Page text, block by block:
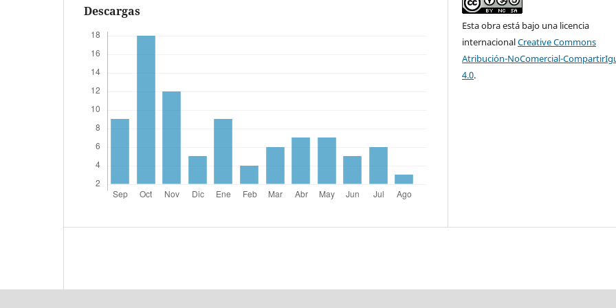
Descargas
Esta obra está bajo una licencia
internacionalCreative Commons
Atribución-NoComercial-
4.0.